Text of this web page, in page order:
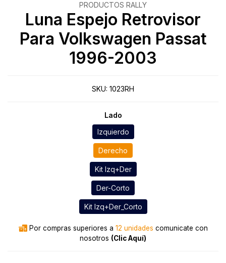
PRODUCTOS RALLY
Luna Espejo Retrovisor
Para Volkswagen Passat
1996-2003
SKU: 1023RH
Lado
Izquierdo
Derecho
Kit Izq+Der
Der-Corto
Kit Izq+Der_Corto
Por compras superiores a 12 unidades comunicate con
nosotros (Clic Aquí)